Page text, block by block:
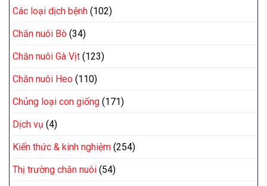
Các loại dịch bệnh (102)
Chăn nuôi Bò (34)
Chăn nuôi Gà Vịt (123)
Chăn nuôi Heo (110)
Chủng loại con giống (171)
Dịch vụ (4)
Kiến thức & kinh nghiệm (254)
Thị trường chăn nuôi (54)